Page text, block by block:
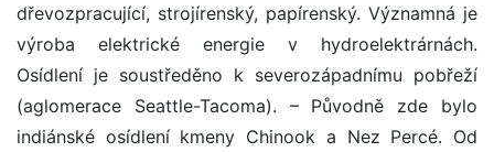
dřevozpracující, strojírenský, papírenský. Významná je
výroba elektrické energie v hydroelektrárnách.
Osídlení je soustředěno k severozápadnímu pobřeží
(aglomerace Seattle-Tacoma). – Původně zde bylo
indiánské osídlení kmeny Chinook a Nez Percé. Od